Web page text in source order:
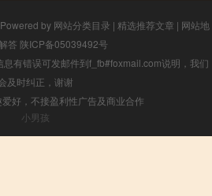
Powered by 网站分类目录 | 精选推荐文章 | 网站地
答 陕ICP备05039492号
有错误可发邮件到f_fb#foxmail.com说明，我们
及时纠正，谢谢
好，不接盈利性广告及商业合作
小男孩